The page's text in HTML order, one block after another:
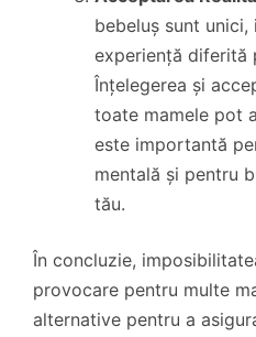
bebeluș sunt
experiență diferită
Înțelegerea și
toate mamele pot
este importantă
mentală și pentru
tău.
În concluzie,
provocare pentru multe
alternative pentru a